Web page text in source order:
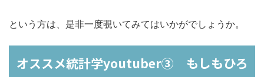
という方は、是非一度覗いてみてはいかがでしょうか。
オススメ統計学youtuber③ もしもひろ